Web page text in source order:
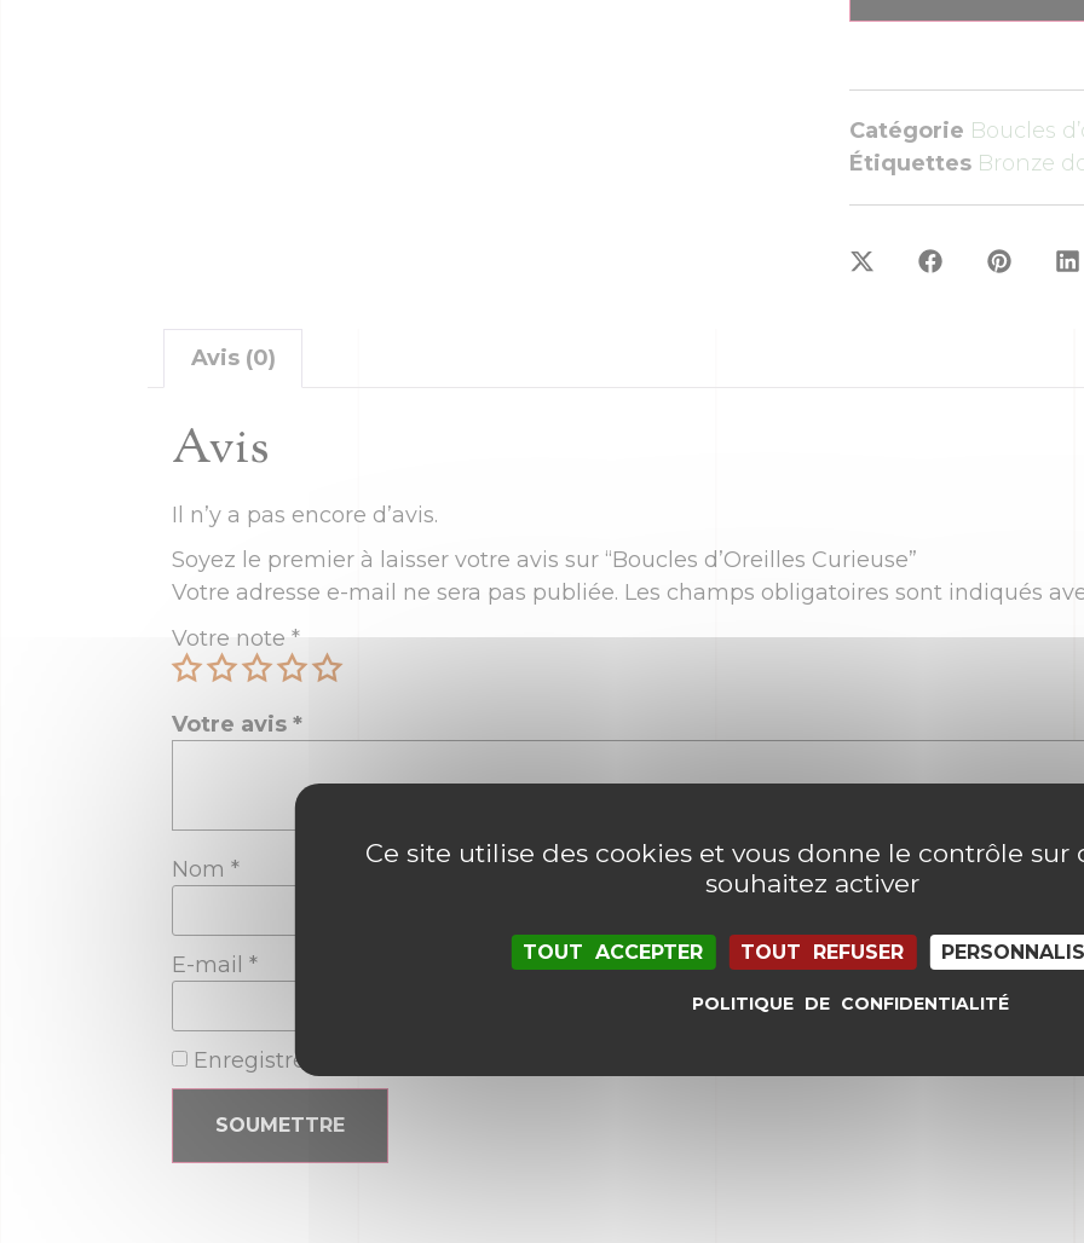
Catégorie Boucles
Étiquettes Bronze
Avis (0)
Avis
Il n’y a pas encore d’avis.
Soyez le premier à laisser votre avis sur “Boucles d’Oreilles Curieuse”
Votre adresse e-mail ne sera pas publiée. Les champs obligatoires sont indiqués
Votre note *
Votre avis *
Nom *
E-mail *
Enregistrer mon nom, mon e-mail et mon site dans le navigateur pour mon
Ce site utilise des cookies et vous donne le contrôle sur
souhaitez activer
TOUT ACCEPTER TOUT REFUSER
POLITIQUE DE CONFIDENTIALITÉ